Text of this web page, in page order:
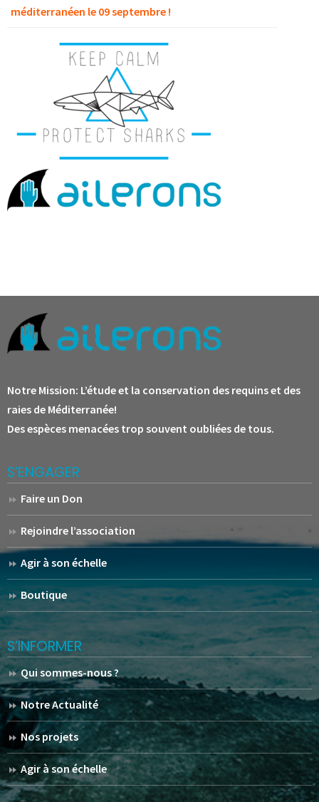
méditerranéen le 09 septembre !
Notre Mission: L’étude et la conservation des requins et des
raies de Méditerranée!
Des espèces menacées trop souvent oubliées de tous.
S’ENGAGER
Faire un Don
Rejoindre l’association
Agir à son échelle
Boutique
S’INFORMER
Qui sommes-nous ?
Notre Actualité
Nos projets
Agir à son échelle